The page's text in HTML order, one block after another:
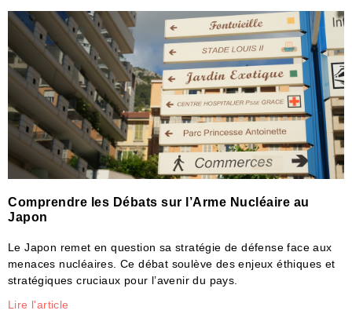
Comprendre les Débats sur l’Arme Nucléaire au
Japon
Le Japon remet en question sa stratégie de défense face aux
menaces nucléaires. Ce débat soulève des enjeux éthiques et
stratégiques cruciaux pour l’avenir du pays.
Lire l'article